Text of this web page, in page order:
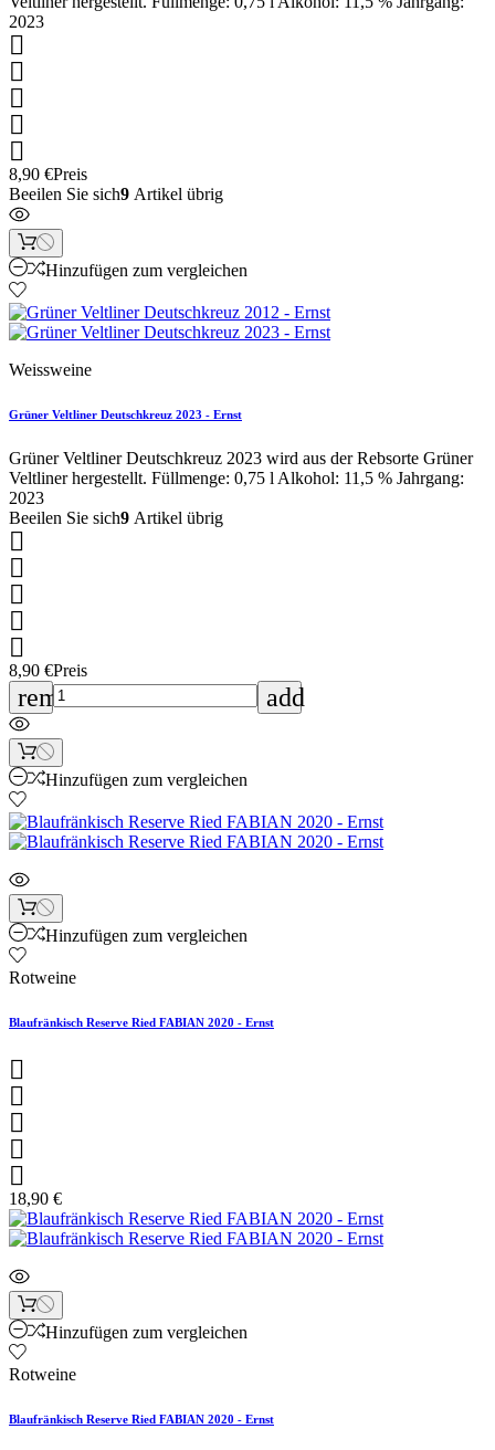
2023





8,90 €Preis
Beeilen Sie sich9 Artikel übrig
Hinzufügen zum vergleichen
Weissweine
Grüner Veltliner Deutschkreuz 2023 - Ernst
Grüner Veltliner Deutschkreuz 2023 wird aus der Rebsorte Grüner
Veltliner hergestellt. Füllmenge: 0,75 l Alkohol: 11,5 % Jahrgang:
2023
Beeilen Sie sich9 Artikel übrig





8,90 €Preis
remove add
Hinzufügen zum vergleichen
Hinzufügen zum vergleichen
Rotweine
Blaufränkisch Reserve Ried FABIAN 2020 - Ernst





18,90 €
Hinzufügen zum vergleichen
Rotweine
Blaufränkisch Reserve Ried FABIAN 2020 - Ernst